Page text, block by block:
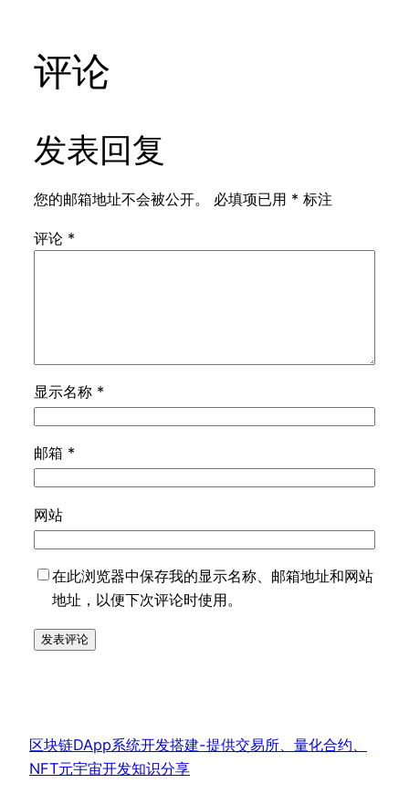
评论
发表回复
您的邮箱地址不会被公开。 必填项已用 * 标注
评论 *
显示名称 *
邮箱 *
网站
在此浏览器中保存我的显示名称、邮箱地址和网站
地址，以便下次评论时使用。
区块链DApp系统开发搭建-提供交易所、量化合约、
NFT元宇宙开发知识分享